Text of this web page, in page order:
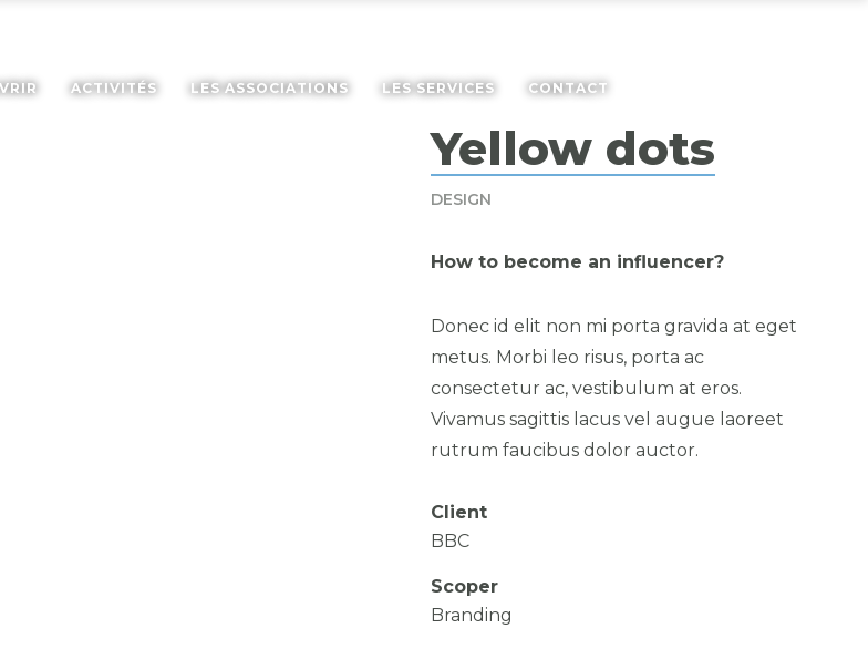
ACTIVITÉS LES ASSOCIATIONS LES SERVICES CONTACT
Yellow dots
DESIGN
How to become an influencer?
Donec id elit non mi porta gravida at eget
metus. Morbi leo risus, porta ac
consectetur ac, vestibulum at eros.
Vivamus sagittis lacus vel augue laoreet
rutrum faucibus dolor auctor.
Client
BBC
Scoper
Branding